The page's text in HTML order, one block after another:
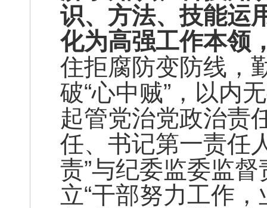
识、方法、技能运
化为高强工作本领
住拒腐防变防线，
破“心中贼”，以内
起管党治党政治责
任、书记第一责任
责”与纪委监委监
立“干部努力工作